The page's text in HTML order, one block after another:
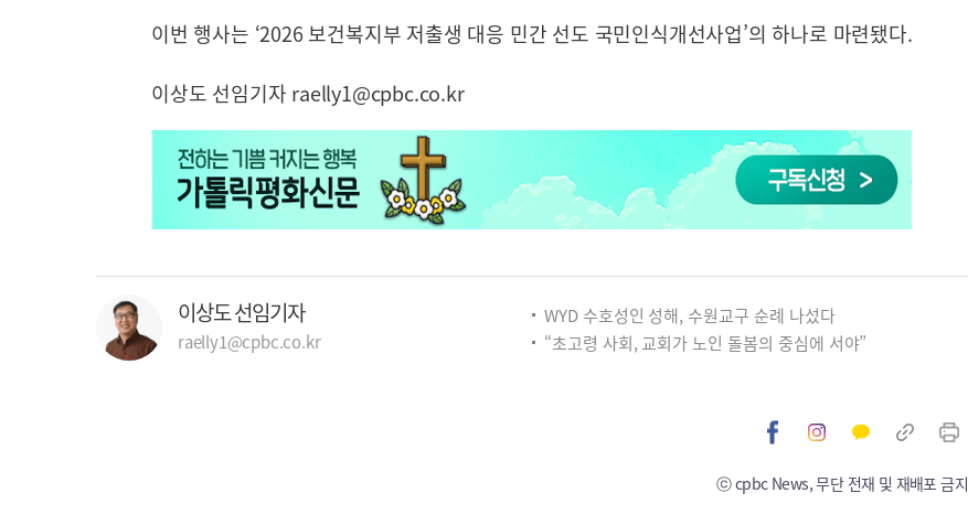
이번 행사는 ‘2026 보건복지부 저출생 대응 민간 선도 국민인식개선사업’의 하나로 마련됐다.
이상도 선임기자 raelly1@cpbc.co.kr
이상도 선임기자
raelly1@cpbc.co.kr
WYD 수호성인 성해, 수원교구 순례 나섰다
“초고령 사회, 교회가 노인 돌봄의 중심에 서야”
ⓒ cpbc News, 무단 전재 및 재배포 금지